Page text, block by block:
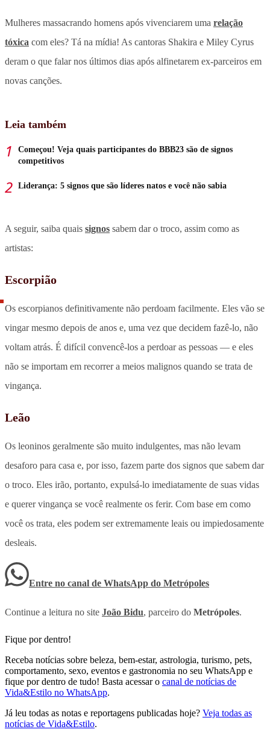
Mulheres massacrando homens após vivenciarem uma relação
tóxica com eles? Tá na mídia! As cantoras Shakira e Miley Cyrus
deram o que falar nos últimos dias após alfinetarem ex-parceiros em
novas canções.
Leia também
Começou! Veja quais participantes do BBB23 são de signos
competitivos
Liderança: 5 signos que são líderes natos e você não sabia
A seguir, saiba quais signos sabem dar o troco, assim como as
artistas:
Escorpião
Os escorpianos definitivamente não perdoam facilmente. Eles vão se
vingar mesmo depois de anos e, uma vez que decidem fazê-lo, não
voltam atrás. É difícil convencê-los a perdoar as pessoas — e eles
não se importam em recorrer a meios malignos quando se trata de
vingança.
Leão
Os leoninos geralmente são muito indulgentes, mas não levam
desaforo para casa e, por isso, fazem parte dos signos que sabem dar
o troco. Eles irão, portanto, expulsá-lo imediatamente de suas vidas
e querer vingança se você realmente os ferir. Com base em como
você os trata, eles podem ser extremamente leais ou impiedosamente
desleais.
Entre no canal de WhatsApp do Metrópoles
Continue a leitura no site João Bidu, parceiro do Metrópoles.
Fique por dentro!
Receba notícias sobre beleza, bem-estar, astrologia, turismo, pets,
comportamento, sexo, eventos e gastronomia no seu WhatsApp e
fique por dentro de tudo! Basta acessar o canal de notícias de
Vida&Estilo no WhatsApp.
Já leu todas as notas e reportagens publicadas hoje? Veja todas as
notícias de Vida&Estilo.